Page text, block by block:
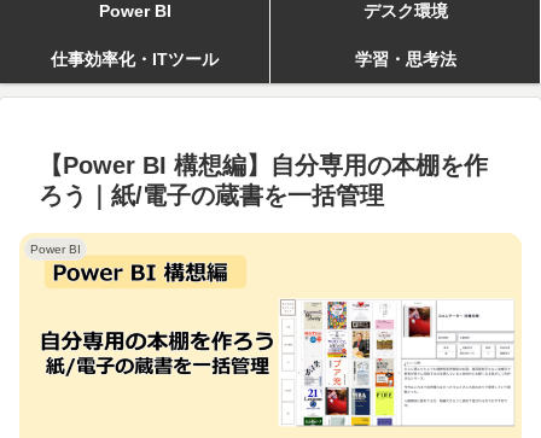
Power BI デスク環境
仕事効率化・ITツール 学習・思考法
【Power BI 構想編】自分専用の本棚を作
ろう｜紙/電子の蔵書を一括管理
Power BI